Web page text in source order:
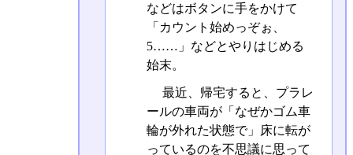
などはボタンに手をかけて
「カウント始めっぞぉ、
5……」などとやりはじめる
始末。
最近、帰宅すると、プラレ
ールの車両が「なぜかゴム車
輪が外れた状態で」床に転が
っているのを不思議に思って